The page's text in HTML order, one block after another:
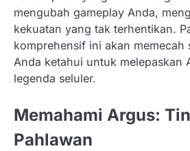
mengubah gameplay Anda,
kekuatan yang tak terhentikan.
komprehensif ini akan memecah
Anda ketahui untuk melepaskan
legenda seluler.
Memahami Argus:
Pahlawan